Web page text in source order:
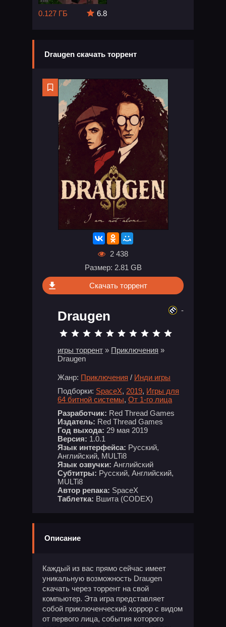
0.127 ГБ
6.8
Draugen скачать торрент
2 438
Размер: 2.81 GB
Скачать торрент
Draugen
игры торрент » Приключения »
Draugen
Жанр: Приключения / Инди игры
Подборки: SpaceX, 2019, Игры для
64 битной системы, От 1-го лица
Разработчик: Red Thread Games
Издатель: Red Thread Games
Год выхода: 29 мая 2019
Версия: 1.0.1
Язык интерфейса: Русский,
Английский, MULTi8
Язык озвучки: Английский
Субтитры: Русский, Английский,
MULTi8
Автор репака: SpaceX
Таблетка: Вшита (CODEX)
-
Описание
Каждый из вас прямо сейчас имеет
уникальную возможность Draugen
скачать через торрент на свой
компьютер. Эта игра представляет
собой приключенческий хоррор с видом
от первого лица, события которого